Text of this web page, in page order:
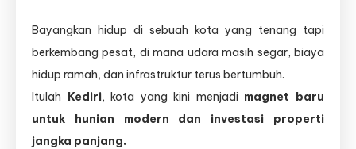
Perumahan
Hunian
Modern
di
yang
Penuh
Bayangkan hidup di sebuah kota yang tenang tapi
berkembang pesat, di mana udara masih segar, biaya
hidup ramah, dan infrastruktur terus bertumbuh.
Itulah Kediri, kota yang kini menjadi magnet baru
untuk hunian modern dan investasi properti
jangka panjang.